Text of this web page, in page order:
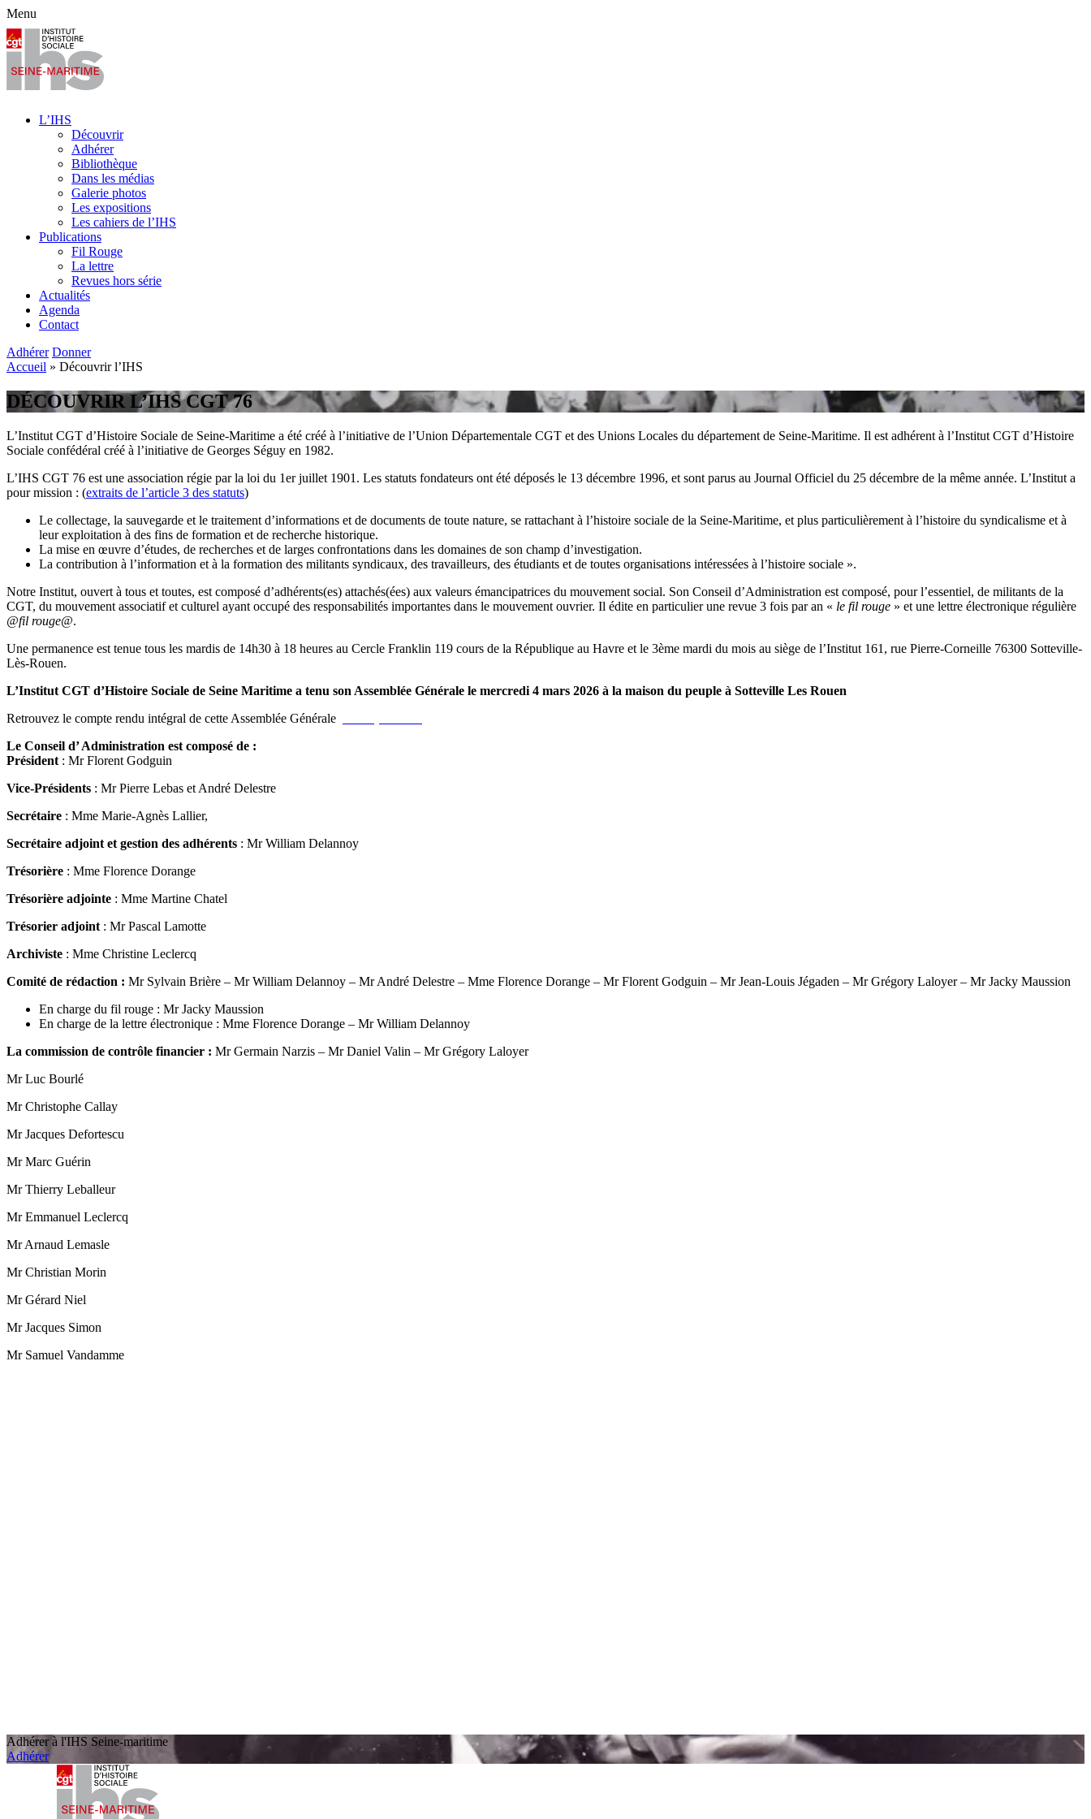
Menu
L’IHS
Découvrir
Adhérer
Bibliothèque
Dans les médias
Galerie photos
Les expositions
Les cahiers de l’IHS
Publications
Fil Rouge
La lettre
Revues hors série
Actualités
Agenda
Contact
Adhérer Donner
Accueil » Découvrir l’IHS
DÉCOUVRIR L’IHS CGT 76
L’Institut CGT d’Histoire Sociale de Seine-Maritime a été créé à l’initiative de l’Union Départementale CGT et des Unions Locales du département de Seine-Maritime. Il est adhérent à l’Institut CGT d’Histoire
Sociale confédéral créé à l’initiative de Georges Séguy en 1982.
L’IHS CGT 76 est une association régie par la loi du 1er juillet 1901. Les statuts fondateurs ont été déposés le 13 décembre 1996, et sont parus au Journal Officiel du 25 décembre de la même année. L’Institut a
pour mission : (extraits de l’article 3 des statuts)
Le collectage, la sauvegarde et le traitement d’informations et de documents de toute nature, se rattachant à l’histoire sociale de la Seine-Maritime, et plus particulièrement à l’histoire du syndicalisme et à
leur exploitation à des fins de formation et de recherche historique.
La mise en œuvre d’études, de recherches et de larges confrontations dans les domaines de son champ d’investigation.
La contribution à l’information et à la formation des militants syndicaux, des travailleurs, des étudiants et de toutes organisations intéressées à l’histoire sociale ».
Notre Institut, ouvert à tous et toutes, est composé d’adhérents(es) attachés(ées) aux valeurs émancipatrices du mouvement social. Son Conseil d’Administration est composé, pour l’essentiel, de militants de la
CGT, du mouvement associatif et culturel ayant occupé des responsabilités importantes dans le mouvement ouvrier. Il édite en particulier une revue 3 fois par an « le fil rouge » et une lettre électronique régulière
@fil rouge@.
Une permanence est tenue tous les mardis de 14h30 à 18 heures au Cercle Franklin 119 cours de la République au Havre et le 3ème mardi du mois au siège de l’Institut 161, rue Pierre-Corneille 76300 Sotteville-
Lès-Rouen.
L’Institut CGT d’Histoire Sociale de Seine Maritime a tenu son Assemblée Générale le mercredi 4 mars 2026 à la maison du peuple à Sotteville Les Rouen
Retrouvez le compte rendu intégral de cette Assemblée Générale
Le Conseil d’ Administration est composé de :
Président : Mr Florent Godguin
Vice-Présidents : Mr Pierre Lebas et André Delestre
Secrétaire : Mme Marie-Agnès Lallier,
Secrétaire adjoint et gestion des adhérents : Mr William Delannoy
Trésorière : Mme Florence Dorange
Trésorière adjointe : Mme Martine Chatel
Trésorier adjoint : Mr Pascal Lamotte
Archiviste : Mme Christine Leclercq
Comité de rédaction : Mr Sylvain Brière – Mr William Delannoy – Mr André Delestre – Mme Florence Dorange – Mr Florent Godguin – Mr Jean-Louis Jégaden – Mr Grégory Laloyer – Mr Jacky Maussion
En charge du fil rouge : Mr Jacky Maussion
En charge de la lettre électronique : Mme Florence Dorange – Mr William Delannoy
La commission de contrôle financier : Mr Germain Narzis – Mr Daniel Valin – Mr Grégory Laloyer
Mr Luc Bourlé
Mr Christophe Callay
Mr Jacques Defortescu
Mr Marc Guérin
Mr Thierry Leballeur
Mr Emmanuel Leclercq
Mr Arnaud Lemasle
Mr Christian Morin
Mr Gérard Niel
Mr Jacques Simon
Mr Samuel Vandamme
Adhérer à l'IHS Seine-maritime
Adhérer